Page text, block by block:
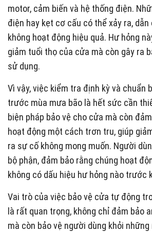
motor, cảm biến và hệ thống điện.
điện hay kẹt cơ cấu có thể xảy ra,
không hoạt động hiệu quả. Hư hỏng
giảm tuổi thọ của cửa mà còn gây ra
sử dụng.
Vì vậy, việc kiểm tra định kỳ và chuẩn
trước mùa mưa bão là hết sức cần
biện pháp bảo vệ cho cửa mà còn
hoạt động một cách trơn tru, giúp
ra sự cố không mong muốn. Người
bộ phận, đảm bảo rằng chúng hoạt
không có dấu hiệu hư hỏng nào trước
Vai trò của việc bảo vệ cửa tự động
là rất quan trọng, không chỉ đảm bảo
mà còn bảo vệ người dùng khỏi